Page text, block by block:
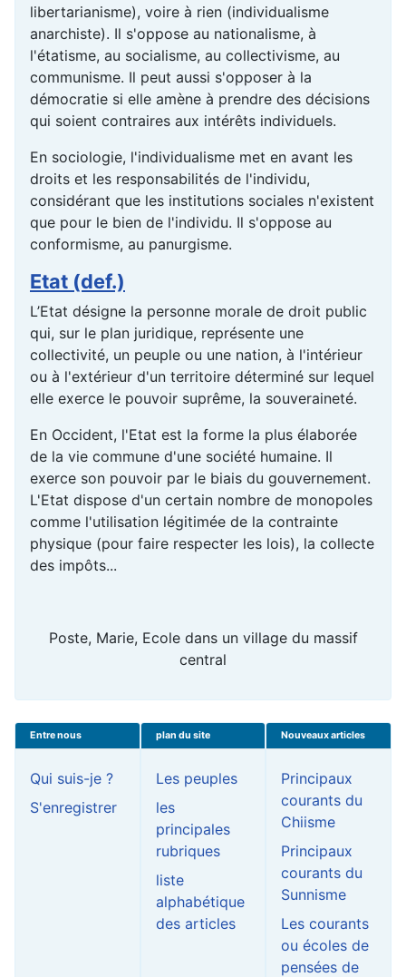
libertarianisme), voire à rien (individualisme
anarchiste). Il s'oppose au nationalisme, à
l'étatisme, au socialisme, au collectivisme, au
communisme. Il peut aussi s'opposer à la
démocratie si elle amène à prendre des décisions
qui soient contraires aux intérêts individuels.
En sociologie, l'individualisme met en avant les
droits et les responsabilités de l'individu,
considérant que les institutions sociales n'existent
que pour le bien de l'individu. Il s'oppose au
conformisme, au panurgisme.
Etat (def.)
L’Etat désigne la personne morale de droit public
qui, sur le plan juridique, représente une
collectivité, un peuple ou une nation, à l'intérieur
ou à l'extérieur d'un territoire déterminé sur lequel
elle exerce le pouvoir suprême, la souveraineté.
En Occident, l'Etat est la forme la plus élaborée
de la vie commune d'une société humaine. Il
exerce son pouvoir par le biais du gouvernement.
L'Etat dispose d'un certain nombre de monopoles
comme l'utilisation légitimée de la contrainte
physique (pour faire respecter les lois), la collecte
des impôts...
Poste, Marie, Ecole dans un village du massif
central
Entre nous
Qui suis-je ?
S'enregistrer
plan du site
Les peuples
les
principales
rubriques
liste
alphabétique
des articles
Nouveaux articles
Principaux
courants du
Chiisme
Principaux
courants du
Sunnisme
Les courants
ou écoles de
pensées de